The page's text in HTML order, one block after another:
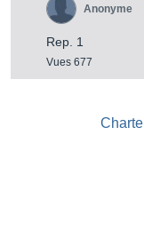
Rep. 1
Vues 677
Anonyme
Charte